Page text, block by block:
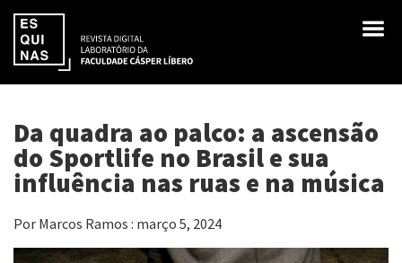
Da quadra ao palco: a ascensão
do Sportlife no Brasil e sua
influência nas ruas e na música
Por Marcos Ramos : março 5, 2024